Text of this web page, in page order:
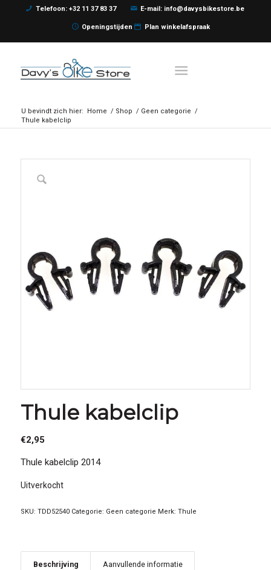
Telefoon: +32 11 37 83 37 E-mail: info@davysbikestore.be
Openingstijden Plan winkelafspraak
U bevindt zich hier: Home / Shop / Geen categorie /
Thule kabelclip
Thule kabelclip
€2,95
Thule kabelclip 2014
Uitverkocht
SKU: TDD52540 Categorie: Geen categorie Merk: Thule
Beschrijving Aanvullende informatie